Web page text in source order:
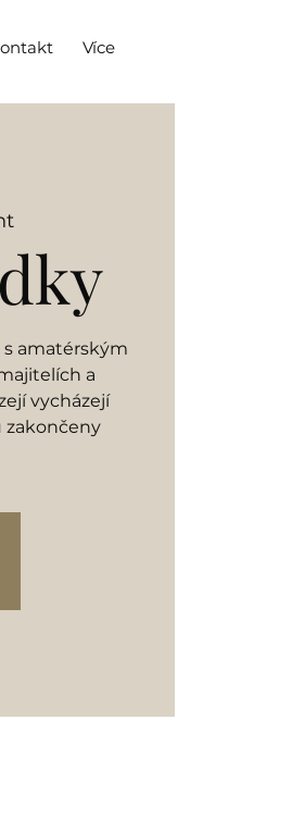
Více
s amatérským
a
vycházejí
zakončeny